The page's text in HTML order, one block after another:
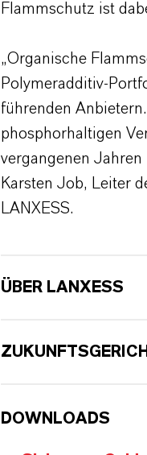
Flammschutz ist
„Organische
Polymeradditiv-
führenden
phosphorhaltigen
vergangenen
Karsten Job, Leiter
LANXESS.
ÜBER LANXESS
DOWNLOADS